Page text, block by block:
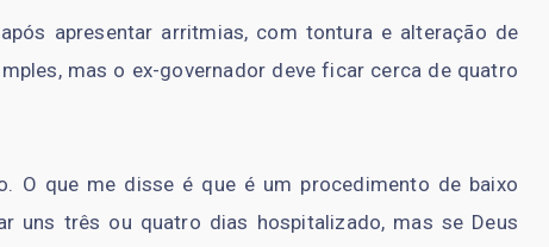
apresentar arritmias, com tontura e alteração de
mas o ex-governador deve ficar cerca de quatro
O que me disse é que é um procedimento de baixo
uns três ou quatro dias hospitalizado, mas se Deus